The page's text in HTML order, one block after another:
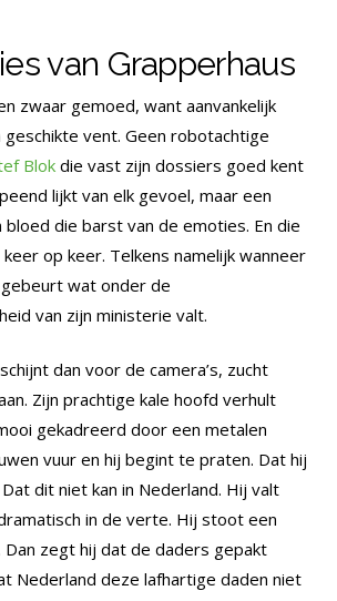
van Grapperhaus
zwaar gemoed, want aanvankelijk
geschikte vent. Geen robotachtige
Blokdie vast zijn dossiers goed kent
lijkt van elk gevoel, maar een
bloed die barst van de emoties. En die
op keer. Telkens namelijk wanneer
wat onder de
van zijn ministerie valt.
dan voor de camera’s, zucht
Zijn prachtige kale hoofd verhult
gekadreerd door een metalen
vuur en hij begint te praten. Dat hij
dit niet kan in Nederland. Hij valt
in de verte. Hij stoot een
zegt hij dat de daders gepakt
Nederland deze lafhartige daden niet